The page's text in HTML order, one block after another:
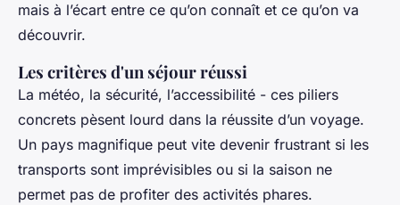
mais à l’écart entre ce qu’on connaît et ce qu’on va
découvrir.
Les critères d'un séjour réussi
La météo, la sécurité, l’accessibilité - ces piliers
concrets pèsent lourd dans la réussite d’un voyage.
Un pays magnifique peut vite devenir frustrant si les
transports sont imprévisibles ou si la saison ne
permet pas de profiter des activités phares.